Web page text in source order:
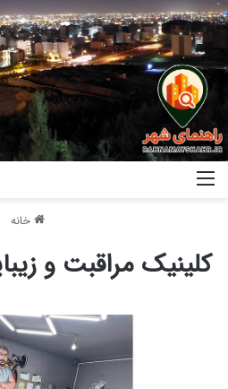
خانه
کلینیک مراقبت و